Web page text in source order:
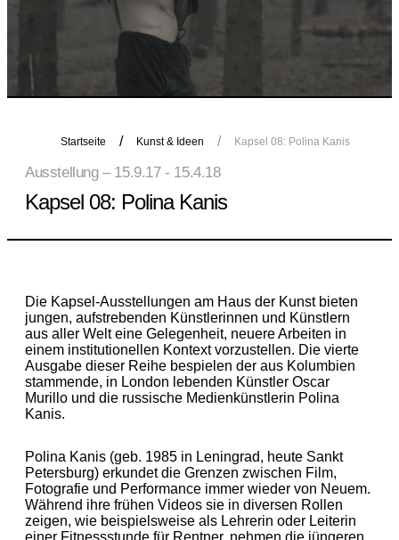
Startseite Kunst & Ideen Kapsel 08: Polina Kanis
Ausstellung – 15.9.17 - 15.4.18
Kapsel 08: Polina Kanis
Die Kapsel-Ausstellungen am Haus der Kunst bieten
jungen, aufstrebenden Künstlerinnen und Künstlern
aus aller Welt eine Gelegenheit, neuere Arbeiten in
einem institutionellen Kontext vorzustellen. Die vierte
Ausgabe dieser Reihe bespielen der aus Kolumbien
stammende, in London lebenden Künstler Oscar
Murillo und die russische Medienkünstlerin Polina
Kanis.
Polina Kanis (geb. 1985 in Leningrad, heute Sankt
Petersburg) erkundet die Grenzen zwischen Film,
Fotografie und Performance immer wieder von Neuem.
Während ihre frühen Videos sie in diversen Rollen
zeigen, wie beispielsweise als Lehrerin oder Leiterin
einer Fitnessstunde für Rentner, nehmen die jüngeren